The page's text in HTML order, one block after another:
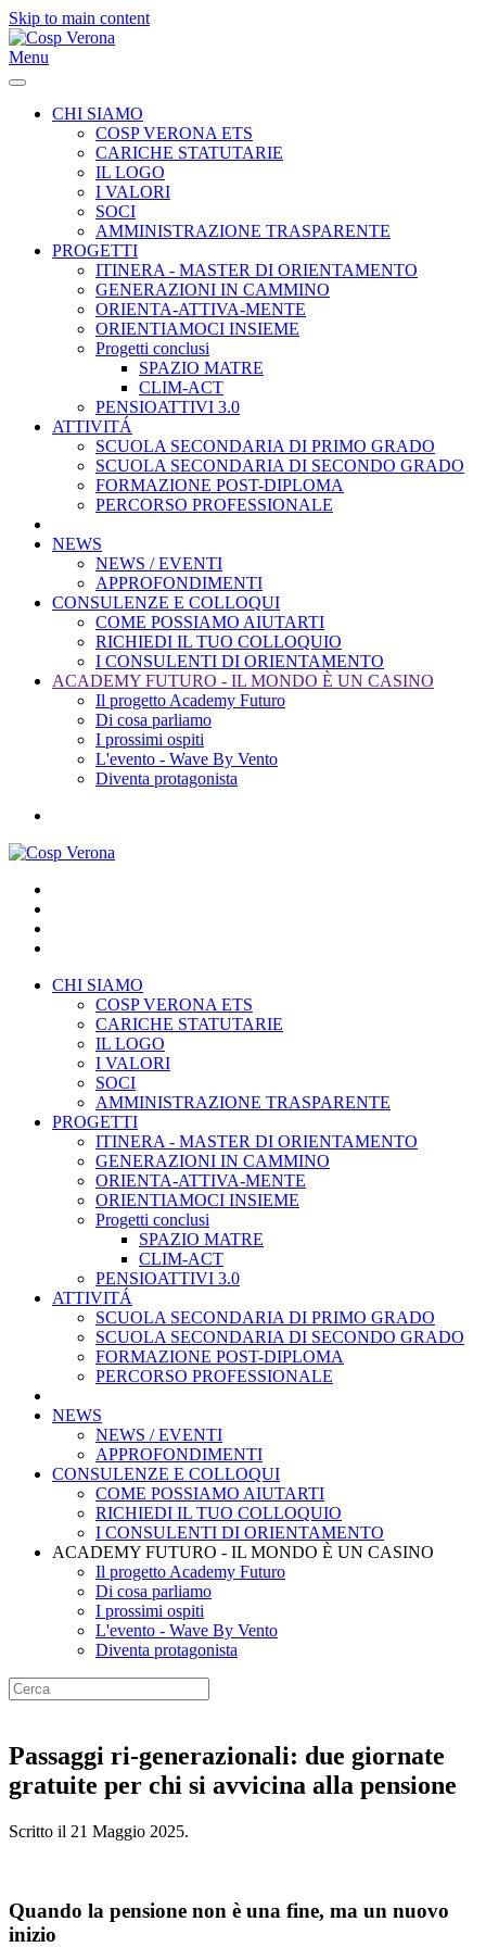
Skip to main content
Menu
CHI SIAMO
COSP VERONA ETS
CARICHE STATUTARIE
IL LOGO
I VALORI
SOCI
AMMINISTRAZIONE TRASPARENTE
PROGETTI
ITINERA - MASTER DI ORIENTAMENTO
GENERAZIONI IN CAMMINO
ORIENTA-ATTIVA-MENTE
ORIENTIAMOCI INSIEME
Progetti conclusi
SPAZIO MATRE
CLIM-ACT
PENSIOATTIVI 3.0
ATTIVITÁ
SCUOLA SECONDARIA DI PRIMO GRADO
SCUOLA SECONDARIA DI SECONDO GRADO
FORMAZIONE POST-DIPLOMA
PERCORSO PROFESSIONALE
NEWS
NEWS / EVENTI
APPROFONDIMENTI
CONSULENZE E COLLOQUI
COME POSSIAMO AIUTARTI
RICHIEDI IL TUO COLLOQUIO
I CONSULENTI DI ORIENTAMENTO
ACADEMY FUTURO - IL MONDO È UN CASINO
Il progetto Academy Futuro
Di cosa parliamo
I prossimi ospiti
L'evento - Wave By Vento
Diventa protagonista
CHI SIAMO
COSP VERONA ETS
CARICHE STATUTARIE
IL LOGO
I VALORI
SOCI
AMMINISTRAZIONE TRASPARENTE
PROGETTI
ITINERA - MASTER DI ORIENTAMENTO
GENERAZIONI IN CAMMINO
ORIENTA-ATTIVA-MENTE
ORIENTIAMOCI INSIEME
Progetti conclusi
SPAZIO MATRE
CLIM-ACT
PENSIOATTIVI 3.0
ATTIVITÁ
SCUOLA SECONDARIA DI PRIMO GRADO
SCUOLA SECONDARIA DI SECONDO GRADO
FORMAZIONE POST-DIPLOMA
PERCORSO PROFESSIONALE
NEWS
NEWS / EVENTI
APPROFONDIMENTI
CONSULENZE E COLLOQUI
COME POSSIAMO AIUTARTI
RICHIEDI IL TUO COLLOQUIO
I CONSULENTI DI ORIENTAMENTO
ACADEMY FUTURO - IL MONDO È UN CASINO
Il progetto Academy Futuro
Di cosa parliamo
I prossimi ospiti
L'evento - Wave By Vento
Diventa protagonista
Passaggi ri-generazionali: due giornate
gratuite per chi si avvicina alla pensione
Scritto il 21 Maggio 2025.
Quando la pensione non è una fine, ma un nuovo
inizio